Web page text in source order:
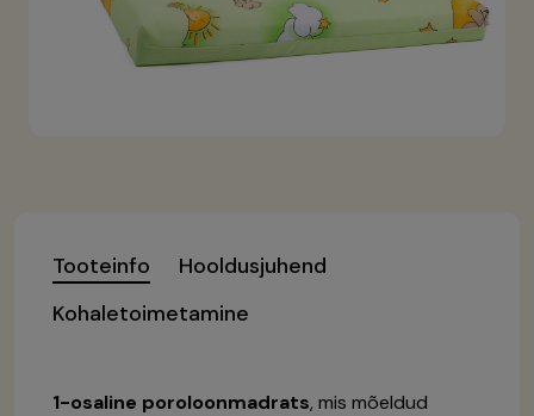
Tooteinfo
Hooldusjuhend
Kohaletoimetamine
1-osaline poroloonmadrats, mis mõeldud